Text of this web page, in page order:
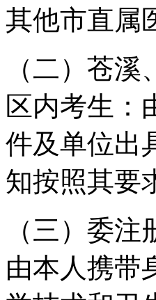
其他市直属
（二）苍
区内考生：
件及单位出
知按照其要
（三）委
由本人携带